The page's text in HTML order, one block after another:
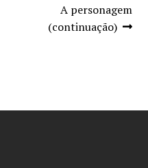
Artigo
seguinte:
A personagem
(continuação)